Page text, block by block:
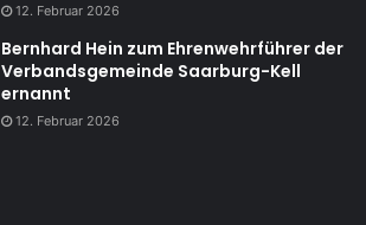
12. Februar 2026
Bernhard Hein zum Ehrenwehrführer der
Verbandsgemeinde Saarburg-Kell
ernannt
12. Februar 2026